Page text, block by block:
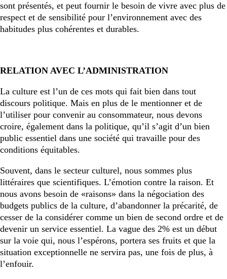
sont présentés, et peut fournir le besoin de vivre avec plus de
respect et de sensibilité pour l’environnement avec des
habitudes plus cohérentes et durables.
RELATION AVEC L’ADMINISTRATION
La culture est l’un de ces mots qui fait bien dans tout
discours politique. Mais en plus de le mentionner et de
l’utiliser pour convenir au consommateur, nous devons
croire, également dans la politique, qu’il s’agit d’un bien
public essentiel dans une société qui travaille pour des
conditions équitables.
Souvent, dans le secteur culturel, nous sommes plus
littéraires que scientifiques. L’émotion contre la raison. Et
nous avons besoin de «raisons» dans la négociation des
budgets publics de la culture, d’abandonner la précarité, de
cesser de la considérer comme un bien de second ordre et de
devenir un service essentiel. La vague des 2% est un début
sur la voie qui, nous l’espérons, portera ses fruits et que la
situation exceptionnelle ne servira pas, une fois de plus, à
l’enfouir.